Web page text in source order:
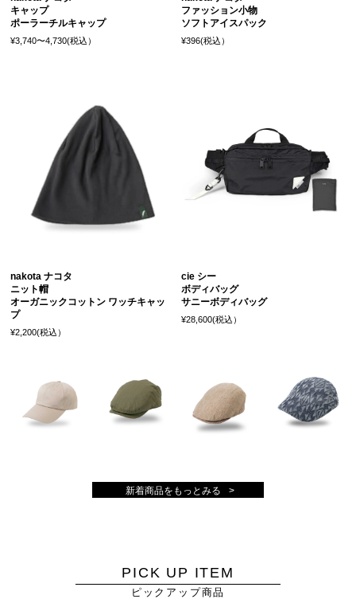
キャップ
ポーラーチルキャップ
¥3,740〜4,730(税込）
ファッション小物
ソフトアイスパック
¥396(税込）
nakota ナコタ
ニット帽
オーガニックコットン ワッチキャッ
プ
¥2,200(税込）
cie シー
ボディバッグ
サニーボディバッグ
¥28,600(税込）
新着商品をもっとみる
PICK UP ITEM
ピックアップ商品